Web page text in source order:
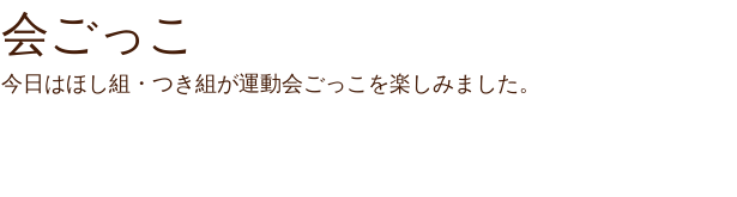
会ごっこ
今日はほし組・つき組が運動会ごっこを楽しみました。